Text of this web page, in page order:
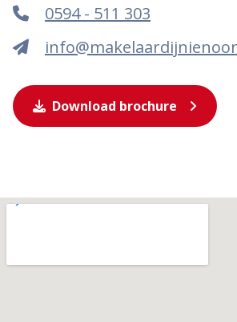
0594 - 511 303
Download brochure